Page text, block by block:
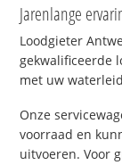
Jarenlange
Loodgieter
gekwalificeerde
met uw
Onze
voorraad en
uitvoeren. Voor